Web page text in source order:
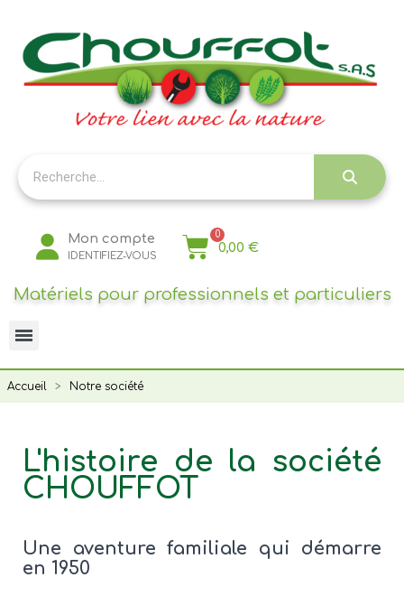
Mon compte
IDENTIFIEZ-VOUS
0,00 €
Matériels pour professionnels et particuliers
Accueil Notre société
L'histoire de la société
CHOUFFOT
Une aventure familiale qui démarre
en 1950